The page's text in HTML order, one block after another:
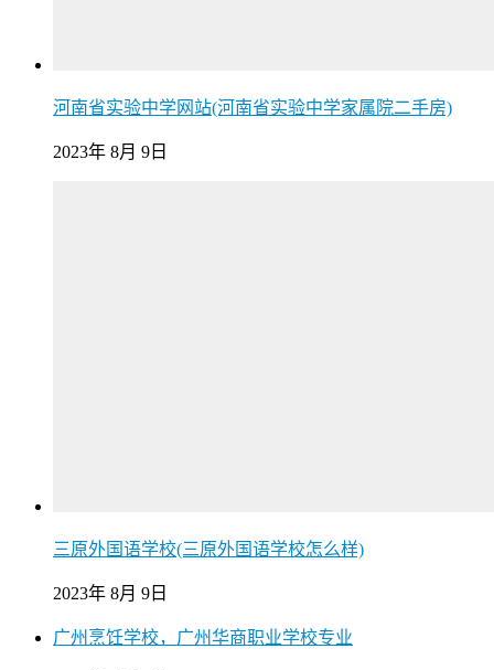
河南省实验中学网站(河南省实验中学家属院二手房)
2023年 8月 9日
三原外国语学校(三原外国语学校怎么样)
2023年 8月 9日
广州烹饪学校，广州华商职业学校专业